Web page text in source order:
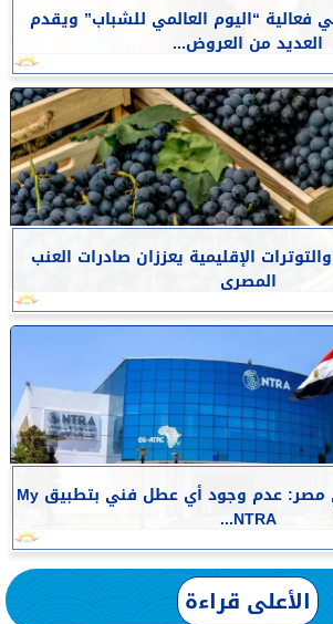
“اليوم العالمي للشباب” ويقدم
العديد من العروض...
الإقليمية يعززان صادرات العنب
المصرى
تنظيم الاتصالات في مصر: عدم وجود أي عطل فني بتطبيق My
NTRA...
الأعلى قراءة